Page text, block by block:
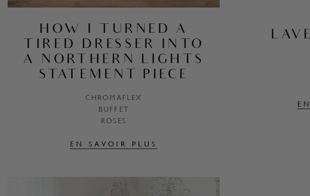
HOW I TURNED A
TIRED DRESSER INTO
A NORTHERN LIGHTS
STATEMENT PIECE
CHROMAFLEX
BUFFET
ROSES
EN SAVOIR PLUS